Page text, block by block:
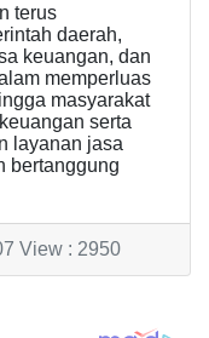
terus
daerah,
keuangan, dan
memperluas
masyarakat
serta
layanan jasa
bertanggung
View : 2950